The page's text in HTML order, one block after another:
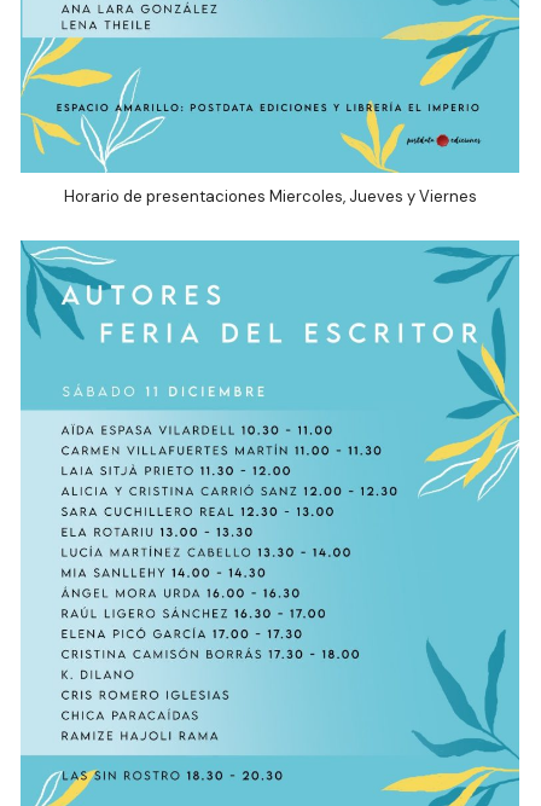
Horario de presentaciones Miercoles, Jueves y Viernes